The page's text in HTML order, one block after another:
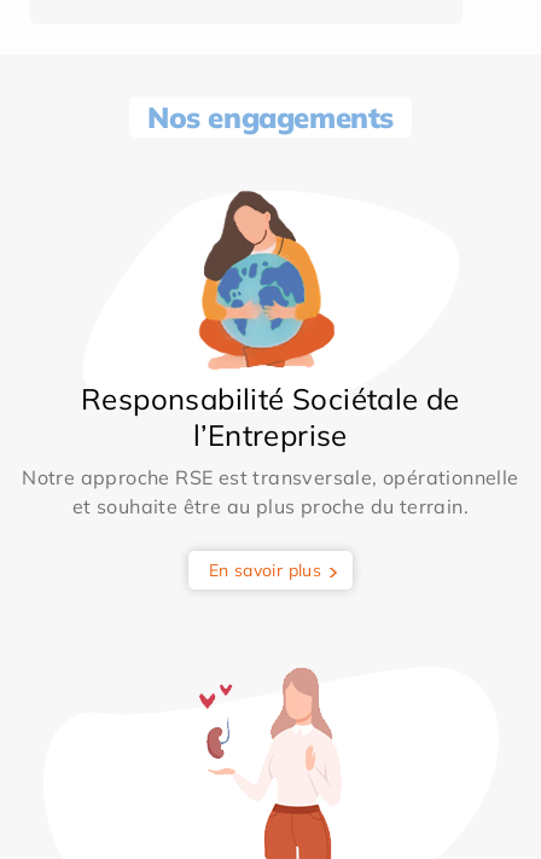
Nos engagements
Responsabilité Sociétale de
l’Entreprise
Notre approche RSE est transversale, opérationnelle
et souhaite être au plus proche du terrain.
En savoir plus